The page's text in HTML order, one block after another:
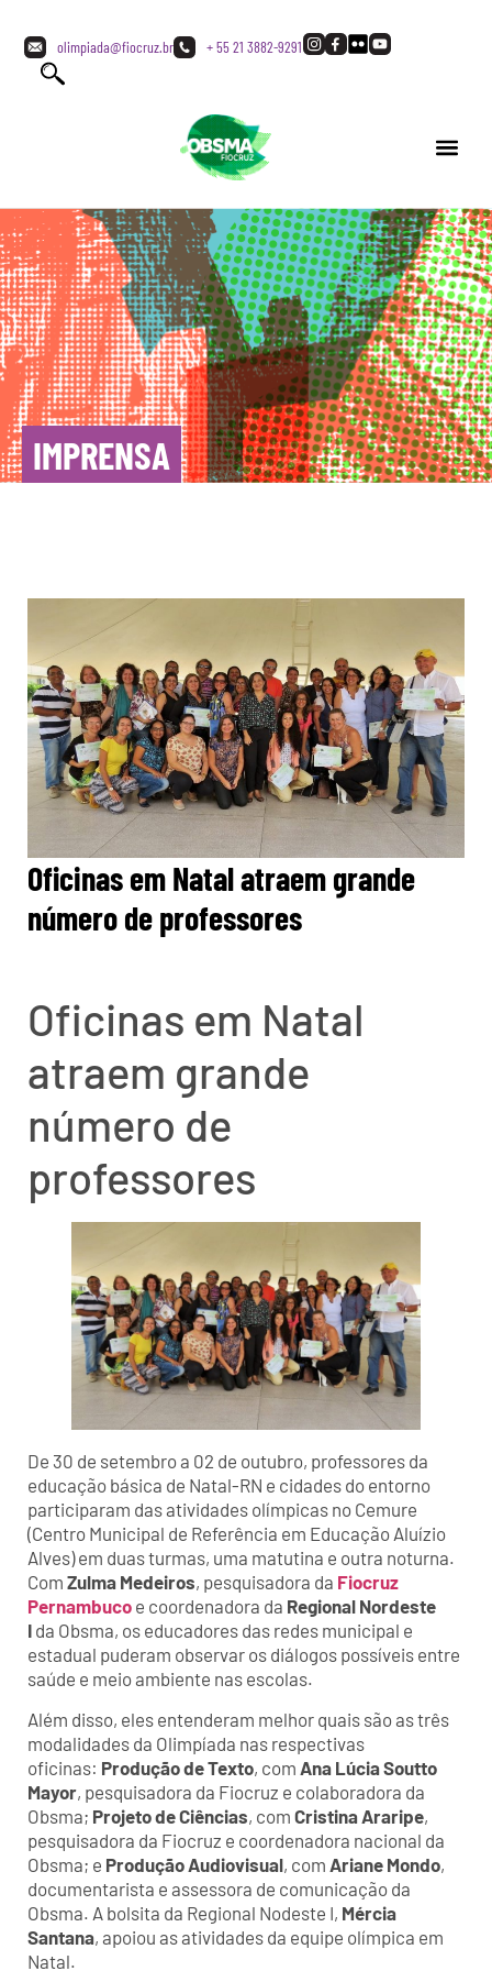
olimpiada@fiocruz.br + 55 21 3882-9291
IMPRENSA
Oficinas em Natal atraem grande
número de professores
Oficinas em Natal
atraem grande
número de
professores
De 30 de setembro a 02 de outubro, professores da
educação básica de Natal-RN e cidades do entorno
participaram das atividades olímpicas no Cemure
(Centro Municipal de Referência em Educação Aluízio
Alves) em duas turmas, uma matutina e outra noturna.
Com Zulma Medeiros, pesquisadora da Fiocruz
Pernambuco e coordenadora da Regional Nordeste
I da Obsma, os educadores das redes municipal e
estadual puderam observar os diálogos possíveis entre
saúde e meio ambiente nas escolas.
Além disso, eles entenderam melhor quais são as três
modalidades da Olimpíada nas respectivas
oficinas: Produção de Texto, com Ana Lúcia Soutto
Mayor, pesquisadora da Fiocruz e colaboradora da
Obsma; Projeto de Ciências, com Cristina Araripe,
pesquisadora da Fiocruz e coordenadora nacional da
Obsma; e Produção Audiovisual, com Ariane Mondo,
documentarista e assessora de comunicação da
Obsma. A bolsita da Regional Nodeste I, Mércia
Santana, apoiou as atividades da equipe olímpica em
Natal.